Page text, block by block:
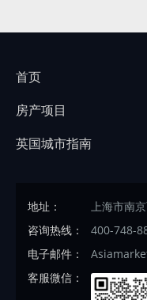
首页
房产项目
英国城市指南
地址：
上海市南
咨询热线：
400-748-
电子邮件：
客服微信：